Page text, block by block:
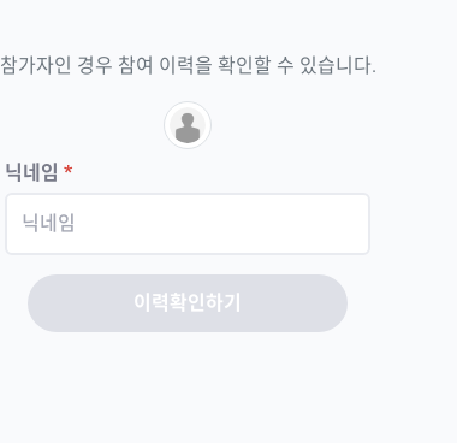
참가자인 경우 참여 이력을 확인할 수 있습니다.
닉네임 *